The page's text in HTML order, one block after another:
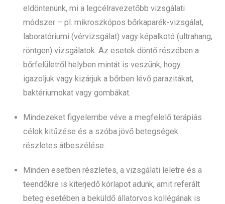
eldöntenünk, mi a legcélravezetőbb vizsgálati
módszer – pl. mikroszkópos bőrkaparék-vizsgálat,
laboratóriumi (vérvizsgálat) vagy képalkotó (ultrahang,
röntgen) vizsgálatok. Az esetek döntő részében a
bőrfelületről helyben mintát is veszünk, hogy
igazoljuk vagy kizárjuk a bőrben lévő parazitákat,
baktériumokat vagy gombákat.
Mindezeket figyelembe véve a megfelelő terápiás
célok kitűzése és a szóba jövő betegségek
részletes átbeszélése.
Minden esetben részletes, a vizsgálati leletre és a
teendőkre is kiterjedő kórlapot adunk, amit referált
beteg esetében a beküldő állatorvos kollégának is